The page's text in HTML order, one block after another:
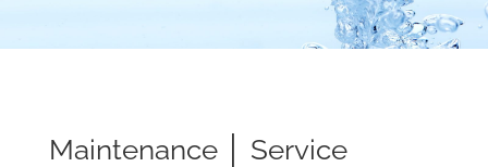
Maintenance │ Service